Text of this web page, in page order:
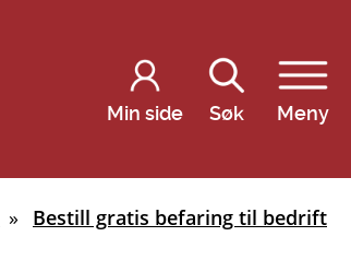
Min side Søk Meny
Bestill gratis befaring til bedrift